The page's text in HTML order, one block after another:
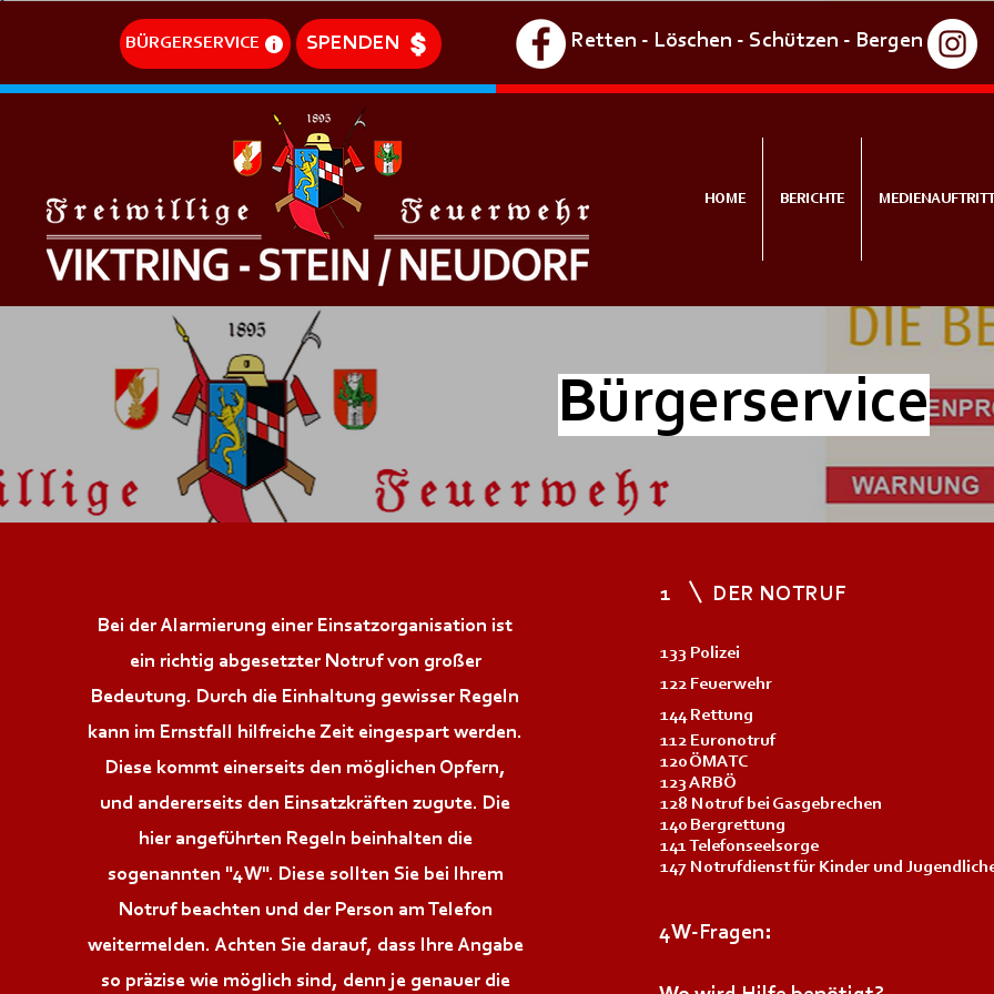
BÜRGERSERVICE SPENDEN Retten - Löschen - Schützen - Bergen
Bürgerservice
Bei der Alarmierung einer Einsatzorganisation ist
ein richtig abgesetzter Notruf von großer
Bedeutung. Durch die Einhaltung gewisser Regeln
kann im Ernstfall hilfreiche Zeit eingespart werden.
Diese kommt einerseits den möglichen Opfern,
und andererseits den Einsatzkräften zugute. Die
hier angeführten Regeln beinhalten die
sogenannten "4W". Diese sollten Sie bei Ihrem
Notruf beachten und der Person am Telefon
weitermelden. Achten Sie darauf, dass Ihre Angabe
so präzise wie möglich sind, denn je genauer die
1 DER NOTRUF
133 Polizei
122 Feuerwehr
144 Rettung
112 Euronotruf
120 ÖMATC
123 ARBÖ
128 Notruf bei Gasgebrechen
140 Bergrettung
141 Telefonseelsorge
147 Notrufdienst für Kinder und
4W-Fragen:
HOME BERICHTE